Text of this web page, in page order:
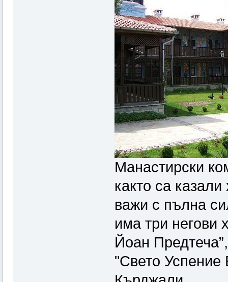
Манастирски
както са
важи с пълна
има три негови
Йоан
"Свето Успение